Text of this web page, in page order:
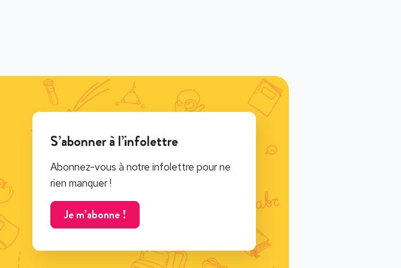
S’abonner à l’infolettre
Abonnez-vous à notre infolettre pour ne
rien manquer !
Je m’abonne !